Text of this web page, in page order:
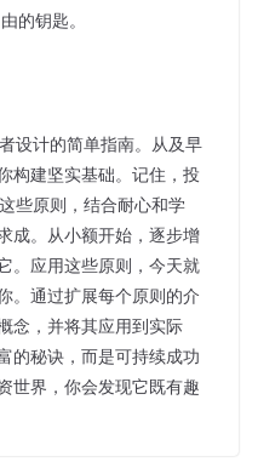
的钥匙。
设计的简单指南。从及早
构建坚实基础。记住，投
些原则，结合耐心和学
成。从小额开始，逐步增
。应用这些原则，今天就
。通过扩展每个原则的介
念，并将其应用到实际
的秘诀，而是可持续成功
世界，你会发现它既有趣